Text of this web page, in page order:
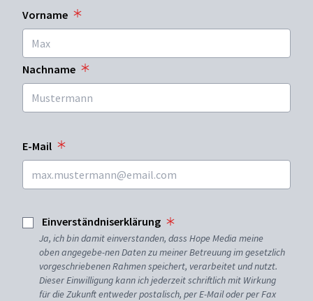
Vorname
Nachname
E-Mail
Einverständniserklärung
Ja, ich bin damit einverstanden, dass Hope Media meine
oben angegebe-nen Daten zu meiner Betreuung im gesetzlich
vorgeschriebenen Rahmen speichert, verarbeitet und nutzt.
Dieser Einwilligung kann ich jederzeit schriftlich mit Wirkung
für die Zukunft entweder postalisch, per E-Mail oder per Fax